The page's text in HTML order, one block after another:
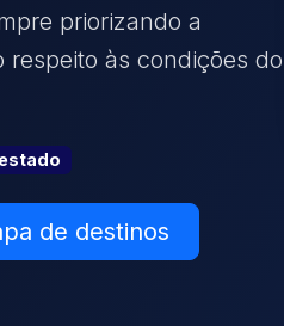
priorizando a
às condições do
de destinos